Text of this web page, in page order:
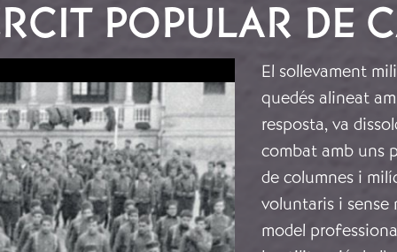
POPULAR DE
El sollevament
quedés alineat
resposta, va
combat amb uns
de columnes i
voluntaris i sense
model